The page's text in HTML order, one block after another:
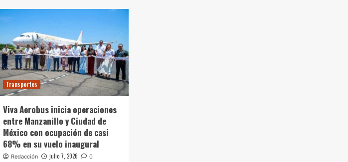
Transportes
Viva Aerobus inicia operaciones
entre Manzanillo y Ciudad de
México con ocupación de casi
68% en su vuelo inaugural
Redacción julio 7, 2026 0